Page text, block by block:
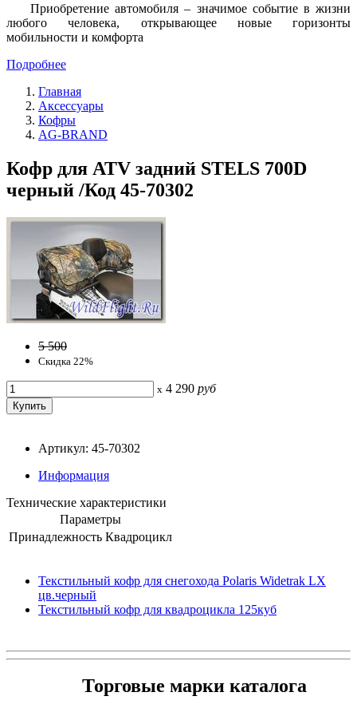
Приобретение автомобиля – значимое событие в жизни
любого человека, открывающее новые горизонты
мобильности и комфорта
Подробнее
Главная
Аксессуары
Кофры
AG-BRAND
Кофр для ATV задний STELS 700D
черный /Код 45-70302
5 500
Скидка 22%
x 4 290 руб
Артикул: 45-70302
Информация
Технические характеристики
Параметры
Принадлежность Квадроцикл
Текстильный кофр для снегохода Polaris Widetrak LX
цв.черный
Текстильный кофр для квадроцикла 125куб
Торговые марки каталога